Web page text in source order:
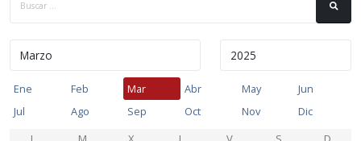
Ene Feb Mar Abr May
Jun
Jul
Ago Sep Oct Nov
Dic